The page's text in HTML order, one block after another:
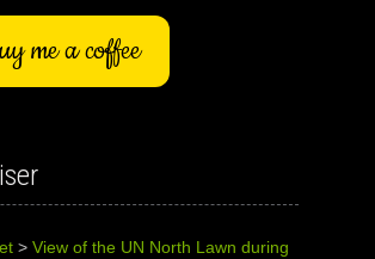
me a coffee
> View of the UN North Lawn during